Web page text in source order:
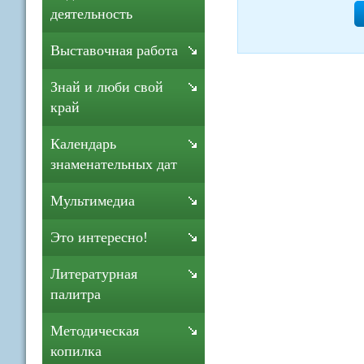
деятельность
Выставочная работа
Знай и люби свой
край
Календарь
знаменательных дат
Мультимедиа
Это интересно!
Литературная
палитра
Методическая
копилка